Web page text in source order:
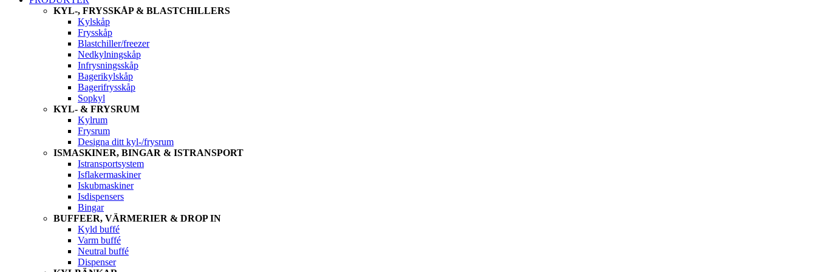
KYL-, FRYSSKÅP & BLASTCHILLERS
Kylskåp
Frysskåp
Blastchiller/freezer
Nedkylningskåp
Infrysningsskåp
Bagerikylskåp
Bagerifrysskåp
Sopkyl
KYL- & FRYSRUM
Kylrum
Frysrum
Designa ditt kyl-/frysrum
ISMASKINER, BINGAR & ISTRANSPORT
Istransportsystem
Isflakermaskiner
Iskubmaskiner
Isdispensers
Bingar
BUFFEER, VÄRMERIER & DROP IN
Kyld buffé
Varm buffé
Neutral buffé
Dispenser